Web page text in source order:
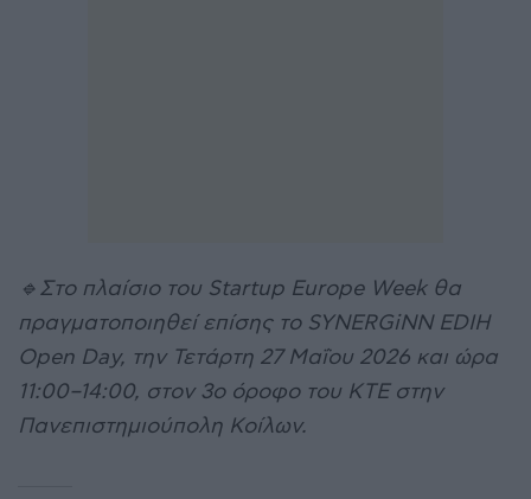
🔹Στο πλαίσιο του Startup Europe Week θα
πραγματοποιηθεί επίσης το SYNERGiNN EDIH
Open Day, την Τετάρτη 27 Μαΐου 2026 και ώρα
11:00–14:00, στον 3ο όροφο του ΚΤΕ στην
Πανεπιστημιούπολη Κοίλων.